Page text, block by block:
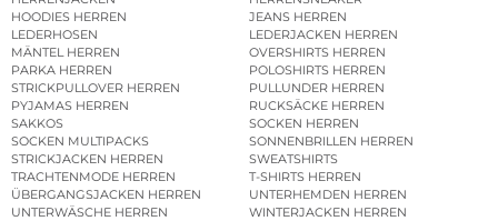
HOODIES HERREN
JEANS HERREN
LEDERHOSEN
LEDERJACKEN HERREN
MÄNTEL HERREN
OVERSHIRTS HERREN
PARKA HERREN
POLOSHIRTS HERREN
STRICKPULLOVER HERREN
PULLUNDER HERREN
PYJAMAS HERREN
RUCKSÄCKE HERREN
SAKKOS
SOCKEN HERREN
SOCKEN MULTIPACKS
SONNENBRILLEN HERREN
STRICKJACKEN HERREN
SWEATSHIRTS
TRACHTENMODE HERREN
T-SHIRTS HERREN
ÜBERGANGSJACKEN HERREN
UNTERHEMDEN HERREN
UNTERWÄSCHE HERREN
WINTERJACKEN HERREN